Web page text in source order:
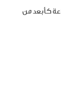
كأبعد من